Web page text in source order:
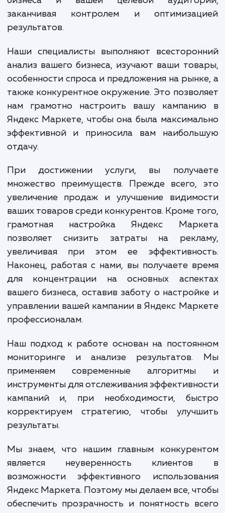
Настройка Яндекс Маркета – это не
настройка параметров и фильтров.
сложный и многоступенчатый
включающий в себя множество
аспектов, начиная от глубокого анализа
бизнеса и вашей целевой
результатов.
Наши специалисты выполняют
анализ вашего бизнеса, изучают ваши
особенности спроса и предложения на
также конкурентное окружение. Это
нам грамотно настроить вашу
Яндекс Маркете, чтобы она была
эффективной и приносила вам
отдачу.
множество преимуществ. Прежде всего,
увеличение продаж и улучшение
ваших товаров среди конкурентов. Кроме
грамотная настройка Яндекс
позволяет снизить затраты на
увеличивая при этом ее
для концентрации на основных
вашего бизнеса, оставив заботу о
управлении вашей кампании в Яндекс
профессионалам.